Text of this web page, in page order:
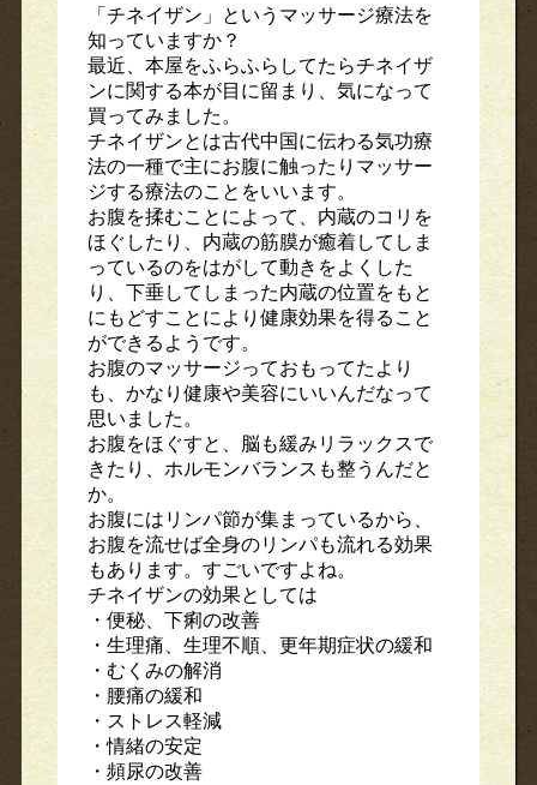
「チネイザン」というマッサージ療法を
知っていますか？
最近、本屋をふらふらしてたらチネイザ
ンに関する本が目に留まり、気になって
買ってみました。
チネイザンとは古代中国に伝わる気功療
法の一種で主にお腹に触ったりマッサー
ジする療法のことをいいます。
お腹を揉むことによって、内蔵のコリを
ほぐしたり、内蔵の筋膜が癒着してしま
っているのをはがして動きをよくした
り、下垂してしまった内蔵の位置をもと
にもどすことにより健康効果を得ること
ができるようです。
お腹のマッサージっておもってたより
も、かなり健康や美容にいいんだなって
思いました。
お腹をほぐすと、脳も緩みリラックスで
きたり、ホルモンバランスも整うんだと
か。
お腹にはリンパ節が集まっているから、
お腹を流せば全身のリンパも流れる効果
もあります。すごいですよね。
チネイザンの効果としては
・便秘、下痢の改善
・生理痛、生理不順、更年期症状の緩和
・むくみの解消
・腰痛の緩和
・ストレス軽減
・情緒の安定
・頻尿の改善